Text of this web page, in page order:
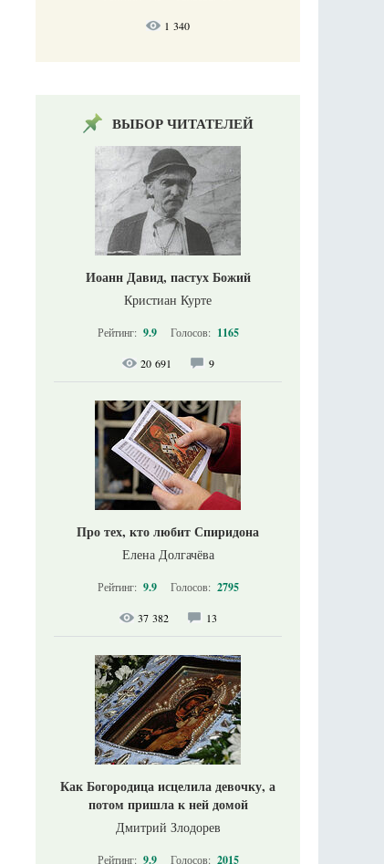
1 340
ВЫБОР ЧИТАТЕЛЕЙ
Иоанн Давид, пастух Божий
Кристиан Курте
Рейтинг: 9.9 Голосов: 1165
20 691 9
Про тех, кто любит Спиридона
Елена Долгачёва
Рейтинг: 9.9 Голосов: 2795
37 382 13
Как Богородица исцелила девочку, а
потом пришла к ней домой
Дмитрий Злодорев
Рейтинг: 9.9 Голосов: 2015